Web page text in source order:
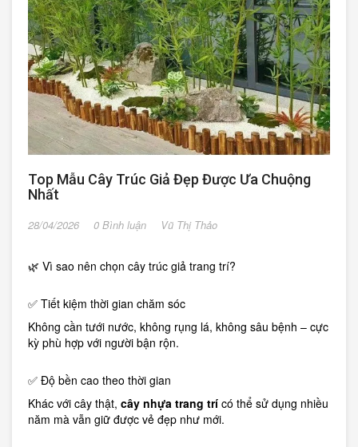
Top Mẫu Cây Trúc Giả Đẹp Được Ưa Chuộng
Nhất
28/04/2026 0 Bình luận Vũ Thị Thảo
🌿 Vì sao nên chọn cây trúc giả trang trí?
✅ Tiết kiệm thời gian chăm sóc
Không cần tưới nước, không rụng lá, không sâu bệnh – cực
kỳ phù hợp với người bận rộn.
✅ Độ bền cao theo thời gian
Khác với cây thật, cây nhựa trang trí có thể sử dụng nhiều
năm mà vẫn giữ được vẻ đẹp như mới.